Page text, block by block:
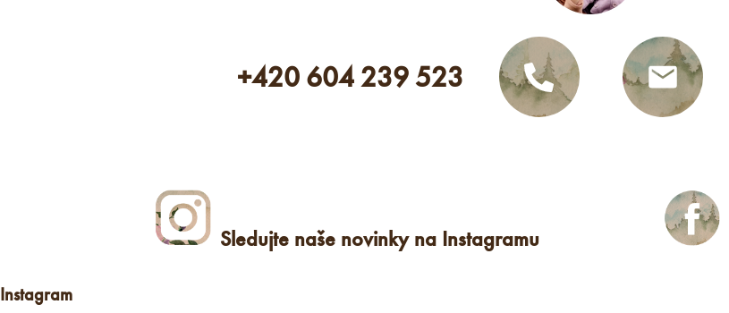
+420 604 239 523
Sledujte naše novinky na Instagramu
Instagram